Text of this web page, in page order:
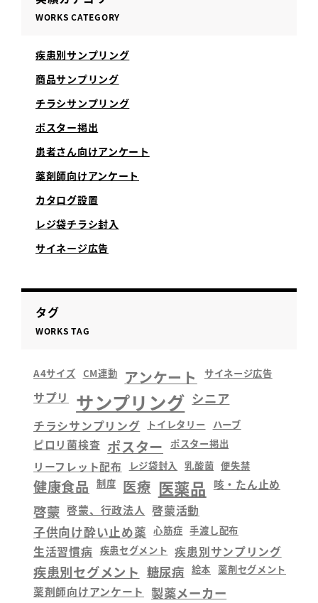
WORKS CATEGORY
疾患別サンプリング
商品サンプリング
チラシサンプリング
ポスター掲出
患者さん向けアンケート
薬剤師向けアンケート
カタログ設置
レジ袋チラシ封入
サイネージ広告
タグ
WORKS TAG
A4サイズ CM連動 アンケート サイネージ広告
サプリ サンプリング シニア
チラシサンプリング トイレタリー ハーブ
ピロリ菌検査 ポスター ポスター掲出
リーフレット配布 レジ袋封入 乳酸菌 便失禁
健康食品 制度 医療 医薬品 咳・たん止め
啓蒙 啓蒙、行政法人 啓蒙活動
子供向け酔い止め薬 心筋症 手渡し配布
生活習慣病 疾患セグメント 疾患別サンプリング
疾患別セグメント 糖尿病 絵本 薬剤セグメント
薬剤師向けアンケート 製薬メーカー